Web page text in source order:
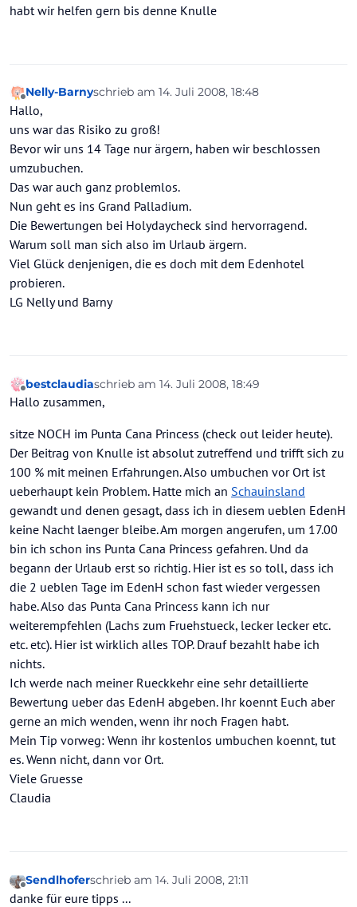
habt wir helfen gern bis denne Knulle
Offline
Nelly-Barnyschrieb am 14. Juli 2008, 18:48
zuletzt editiert von
Hallo,
uns war das Risiko zu groß!
Bevor wir uns 14 Tage nur ärgern, haben wir beschlossen
umzubuchen.
Das war auch ganz problemlos.
Nun geht es ins Grand Palladium.
Die Bewertungen bei Holydaycheck sind hervorragend.
Warum soll man sich also im Urlaub ärgern.
Viel Glück denjenigen, die es doch mit dem Edenhotel
probieren.
LG Nelly und Barny
Offline
bestclaudiaschrieb am 14. Juli 2008, 18:49
zuletzt editiert von
Hallo zusammen,
sitze NOCH im Punta Cana Princess (check out leider heute).
Der Beitrag von Knulle ist absolut zutreffend und trifft sich zu
100 % mit meinen Erfahrungen. Also umbuchen vor Ort ist
ueberhaupt kein Problem. Hatte mich an Schauinsland
gewandt und denen gesagt, dass ich in diesem ueblen EdenH
keine Nacht laenger bleibe. Am morgen angerufen, um 17.00
bin ich schon ins Punta Cana Princess gefahren. Und da
begann der Urlaub erst so richtig. Hier ist es so toll, dass ich
die 2 ueblen Tage im EdenH schon fast wieder vergessen
habe. Also das Punta Cana Princess kann ich nur
weiterempfehlen (Lachs zum Fruehstueck, lecker lecker etc.
etc. etc). Hier ist wirklich alles TOP. Drauf bezahlt habe ich
nichts.
Ich werde nach meiner Rueckkehr eine sehr detaillierte
Bewertung ueber das EdenH abgeben. Ihr koennt Euch aber
gerne an mich wenden, wenn ihr noch Fragen habt.
Mein Tip vorweg: Wenn ihr kostenlos umbuchen koennt, tut
es. Wenn nicht, dann vor Ort.
Viele Gruesse
Claudia
Offline
Sendlhoferschrieb am 14. Juli 2008, 21:11
zuletzt editiert von
danke für eure tipps ...